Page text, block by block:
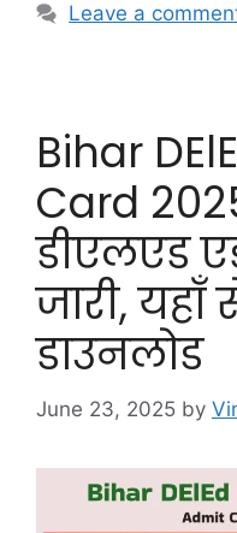
Leave a
Bihar
Card
डीएलएड
जारी,
डाउनलोड
June 23, 2025 by